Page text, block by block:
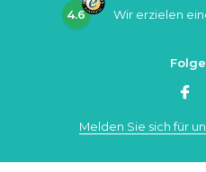
4.6 Wir erzielen
Melden Sie sich für